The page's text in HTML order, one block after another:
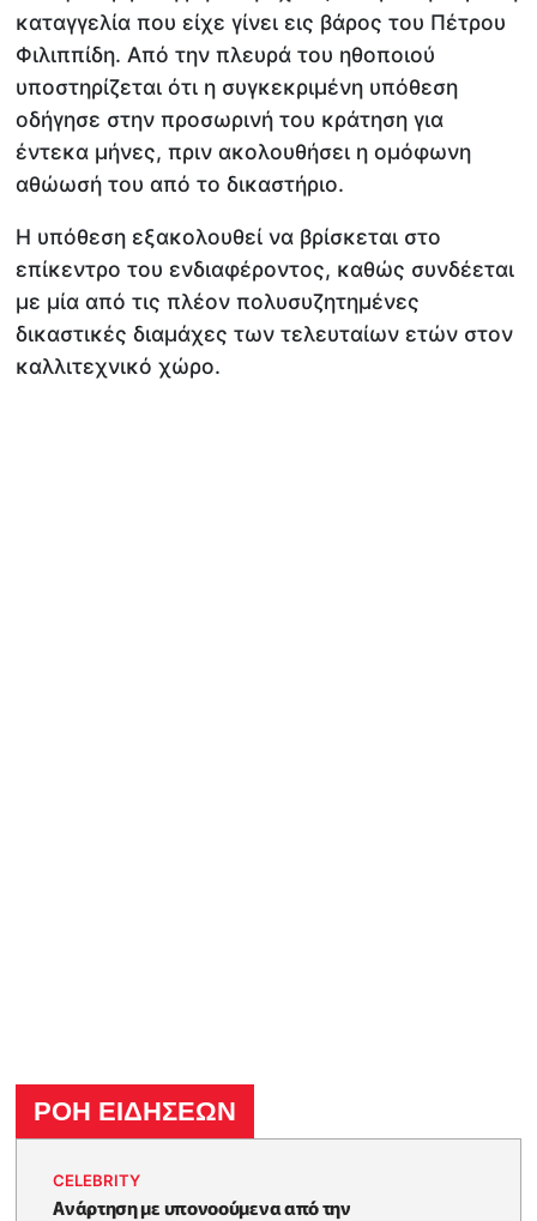
καταγγελία που είχε γίνει εις βάρος του Πέτρου
Φιλιππίδη. Από την πλευρά του ηθοποιού
υποστηρίζεται ότι η συγκεκριμένη υπόθεση
οδήγησε στην προσωρινή του κράτηση για
έντεκα μήνες, πριν ακολουθήσει η ομόφωνη
αθώωσή του από το δικαστήριο.
Η υπόθεση εξακολουθεί να βρίσκεται στο
επίκεντρο του ενδιαφέροντος, καθώς συνδέεται
με μία από τις πλέον πολυσυζητημένες
δικαστικές διαμάχες των τελευταίων ετών στον
καλλιτεχνικό χώρο.
ΡΟΗ ΕΙΔΗΣΕΩΝ
CELEBRITY
Ανάρτηση με υπονοούμενα από την